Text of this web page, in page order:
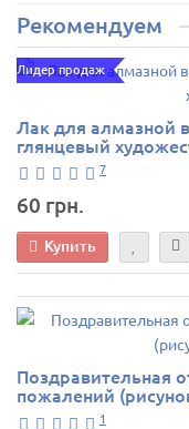
Рекомендуем
Лидер продаж
Лак для алмазной
глянцевый
7
60 грн.
Купить
Поздравительная
пожалений
1